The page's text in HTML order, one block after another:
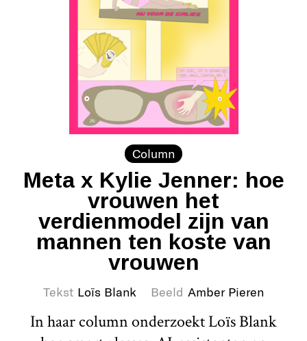
Column
Meta x Kylie Jenner: hoe
vrouwen het
verdienmodel zijn van
mannen ten koste van
vrouwen
Tekst Loïs Blank Beeld Amber Pieren
In haar column onderzoekt Loïs Blank